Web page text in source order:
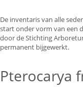
o
n
t
e
n
De inventaris van alle
start onder vorm van een
door de Stichting
permanent bijgewerkt.
Pterocarya